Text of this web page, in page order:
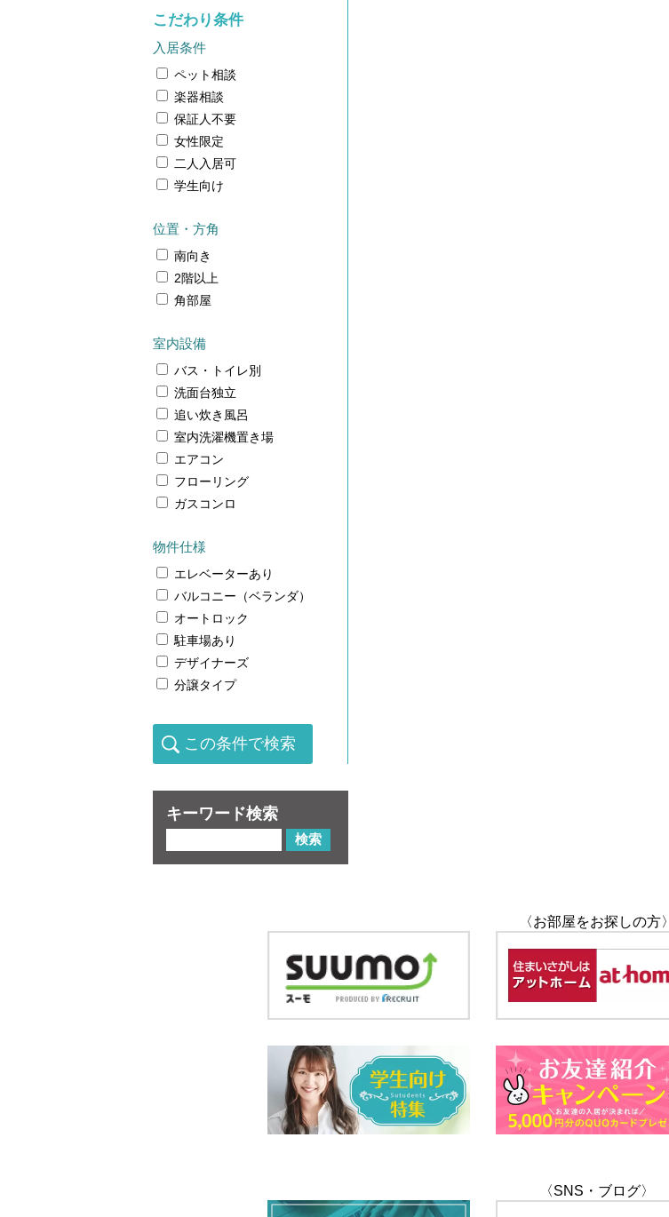
こだわり条件
入居条件
ペット相談
楽器相談
保証人不要
女性限定
二人入居可
学生向け
位置・方角
南向き
2階以上
角部屋
室内設備
バス・トイレ別
洗面台独立
追い炊き風呂
室内洗濯機置き場
エアコン
フローリング
ガスコンロ
物件仕様
エレベーターあり
バルコニー（ベランダ）
オートロック
駐車場あり
デザイナーズ
分譲タイプ
この条件で検索
キーワード検索
検索
〈お部屋をお探しの方〉
〈SNS・ブログ〉